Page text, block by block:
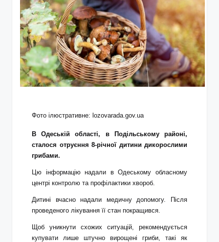
Фото ілюстративне: lozovarada.gov.ua
В Одеській області, в Подільському районі,
сталося отруєння 8-річної дитини дикорослими
грибами.
Цю інформацію надали в Одеському обласному
центрі контролю та профілактики хвороб.
Дитині вчасно надали медичну допомогу. Після
проведеного лікування її стан покращився.
Щоб уникнути схожих ситуацій, рекомендується
купувати лише штучно вирощені гриби, такі як